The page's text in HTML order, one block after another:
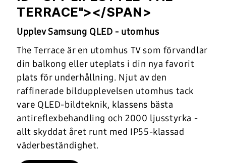
TERRACE"></SPAN>
Upplev Samsung QLED - utomhus
The Terrace är en utomhus TV som förvandlar
din balkong eller uteplats i din nya favorit
plats för underhållning. Njut av den
raffinerade bildupplevelsen utomhus tack
vare QLED-bildteknik, klassens bästa
antireflexbehandling och 2000 ljusstyrka -
allt skyddat året runt med IP55-klassad
väderbeständighet.